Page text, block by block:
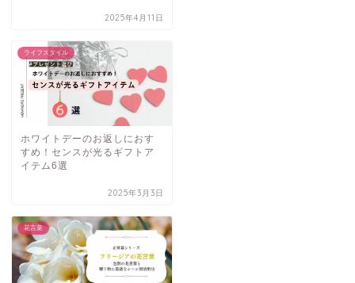
2025年4月11日
ライフスタイル
ホワイトデーのお返しにおす
すめ！センスが光るギフトア
イテム6選
2025年3月3日
花言葉